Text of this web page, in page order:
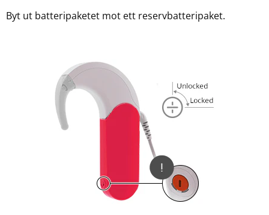
Byt ut batteripaketet mot ett reservbatteripaket.